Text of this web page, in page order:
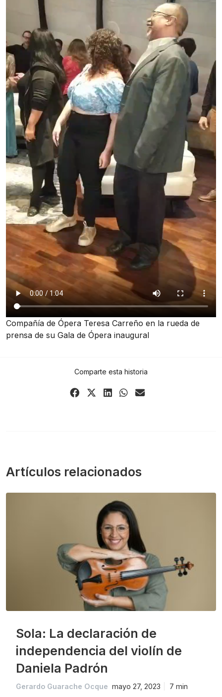
Compañía de Ópera Teresa Carreño en la rueda de
prensa de su Gala de Ópera inaugural
Comparte esta historia
Share Share ShareShareShare
Artículos relacionados
Sola: La declaración de
independencia del violín de
Daniela Padrón
Gerardo Guarache Ocque mayo 27, 2023 7 min